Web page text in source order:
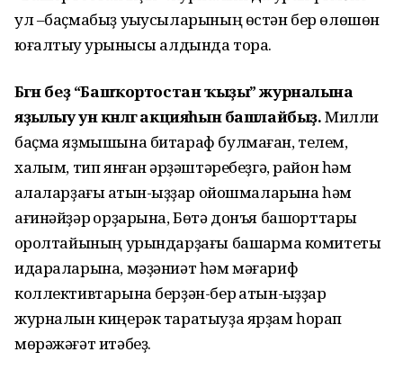
ул –баҫмабыҙ уҡыусыларының өстән бер өлөшөн
юғалтыу ҡурҡынысы алдында тора.
Бөгөн беҙ “Башҡортостан ҡыҙы” журналына
яҙылыу ун көнлөгө акцияһын башлайбыҙ.Милли
баҫма яҙмышына битараф булмаған, телем,
халҡым, тип янған ҡәрҙәштәребеҙгә, район һәм
ҡалаларҙағы ҡатын-ҡыҙҙар ойошмаларына һәм
ағинәйҙәр ҡорҙарына, Бөтә донъя башҡорттары
ҡоролтайының урындарҙағы башҡарма комитеты
идараларына, мәҙәниәт һәм мәғариф
коллективтарына берҙән-бер ҡатын-ҡыҙҙар
журналын киңерәк таратыуҙа ярҙам һорап
мөрәжәғәт итәбеҙ.